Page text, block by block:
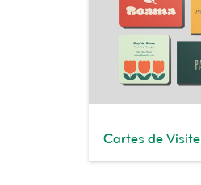
Cartes de Visite